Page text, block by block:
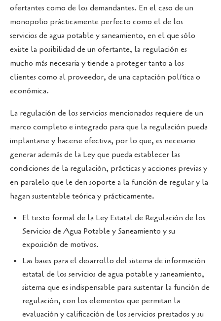
ofertantes como de los demandantes. En el caso de un
monopolio prácticamente perfecto como el de los
servicios de agua potable y saneamiento, en el que sólo
existe la posibilidad de un ofertante, la regulación es
mucho más necesaria y tiende a proteger tanto a los
clientes como al proveedor, de una captación política o
económica.
La regulación de los servicios mencionados requiere de un
marco completo e integrado para que la regulación pueda
implantarse y hacerse efectiva, por lo que, es necesario
generar además de la Ley que pueda establecer las
condiciones de la regulación, prácticas y acciones previas y
en paralelo que le den soporte a la función de regular y la
hagan sustentable teórica y prácticamente.
El texto formal de la Ley Estatal de Regulación de los
Servicios de Agua Potable y Saneamiento y su
exposición de motivos.
Las bases para el desarrollo del sistema de información
estatal de los servicios de agua potable y saneamiento,
sistema que es indispensable para sustentar la función de
regulación, con los elementos que permitan la
evaluación y calificación de los servicios prestados y su